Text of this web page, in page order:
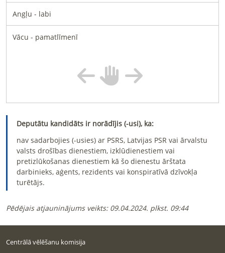
Angļu - labi
Vācu - pamatlīmenī
Deputātu kandidāts ir norādījis (-usi), ka:
nav sadarbojies (-usies) ar PSRS, Latvijas PSR vai ārvalstu
valsts drošības dienestiem, izklūdienestiem vai
pretizlūkošanas dienestiem kā šo dienestu ārštata
darbinieks, aģents, rezidents vai konspiratīvā dzīvokļa
turētājs.
Pēdējais atjauninājums veikts: 09.04.2024. plkst. 09:44
Centrālā vēlēšanu komisija